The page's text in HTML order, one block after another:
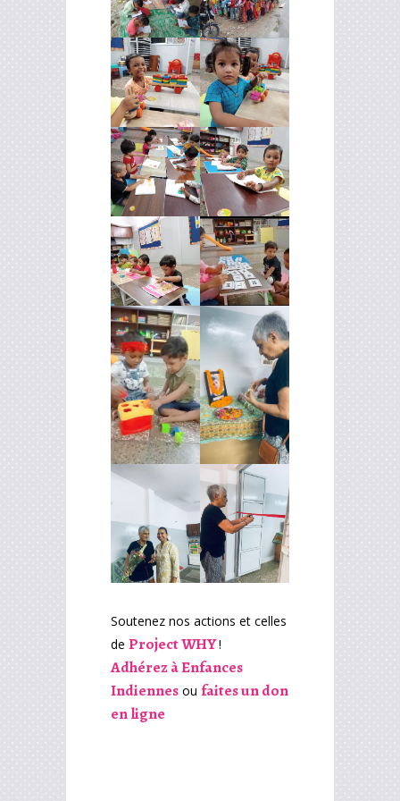
Soutenez nos actions et celles
de Project WHY!
Adhérez à Enfances
Indiennes ou faites un don
en ligne